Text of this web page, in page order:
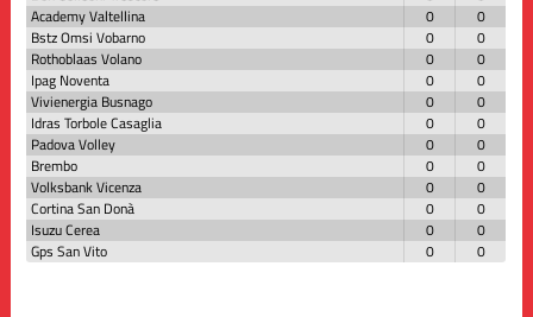
Academy Valtellina
0
0
Bstz Omsi Vobarno
0
0
Rothoblaas Volano
0
0
Ipag Noventa
0
0
Vivienergia Busnago
0
0
Idras Torbole Casaglia
0
0
Padova Volley
0
0
Brembo
0
0
Volksbank Vicenza
0
0
Cortina San Donà
0
0
Isuzu Cerea
0
0
Gps San Vito
0 0